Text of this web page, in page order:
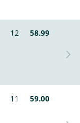
12 58.99
11 59.00